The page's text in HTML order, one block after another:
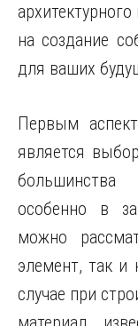
на создание
для ваших
Первым
является
большинства
особенно в
можно
элемент, так
случае при